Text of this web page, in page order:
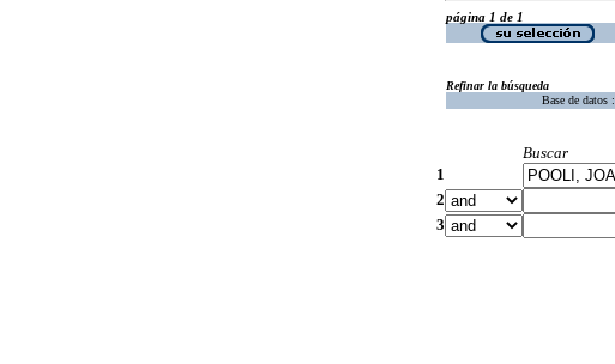
página 1 de 1
Refinar la búsqueda
Base de datos :
Buscar
1
2
3